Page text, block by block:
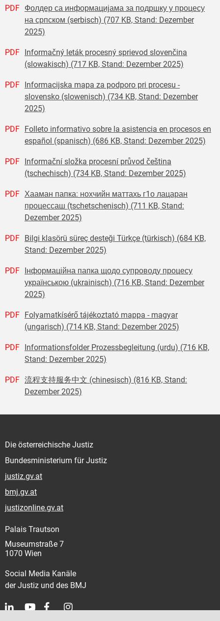
PDF Фолдер са информацијама за подршку у процесу
на српском (serbisch) (707 KB, Stand: Dezember
2025)
PDF
Informačný leták procesný sprievod slovenčina
(slowakisch) (717 KB, Stand: Dezember 2025)
PDF
Informacijska mapa za podporo pri procesu -
slovensko (slowenisch) (734 KB, Stand: Dezember
2025)
PDF
Folleto informativo sobre la asistencia en procesos en
español (spanisch) (686 KB, Stand: Dezember 2025)
PDF
Informační složka procesní průvod čeština
(tschechisch) (734 KB, Stand: Dezember 2025)
PDF Хааман папка: нохчийн маттахь г1о лацаран
процессаш (tschetschenisch) (711 KB, Stand:
Dezember 2025)
PDF
Bilgi klasörü süreç desteği Türkçe (türkisch) (684 KB,
Stand: Dezember 2025)
PDF
Інформаційна папка щодо супроводу процесу
українською (ukrainisch) (716 KB, Stand: Dezember
2025)
PDF
Folyamatkísérő tájékoztató mappa - magyar
(ungarisch) (714 KB, Stand: Dezember 2025)
PDF
Informationsfolder Prozessbegleitung (urdu) (716 KB,
Stand: Dezember 2025)
PDF 流程支持服务中文 (chinesisch) (816 KB, Stand:
Dezember 2025)
Die österreichische Justiz
Bundesministerium für Justiz
justiz.gv.at
bmj.gv.at
justizonline.gv.at
Palais Trautson
Museumstraße 7
1070 Wien
Social Media Kanäle
der Justiz und des BMJ